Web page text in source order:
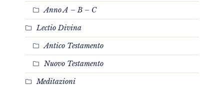
Anno A – B – C
Lectio Divina
Antico Testamento
Nuovo Testamento
Meditazioni